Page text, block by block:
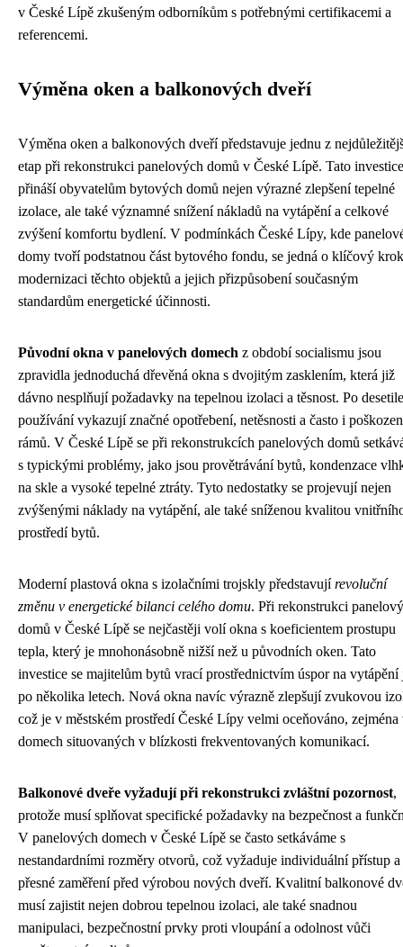
v České Lípě zkušeným odborníkům s potřebnými certifikacemi a
referencemi.
Výměna oken a balkonových dveří
Výměna oken a balkonových dveří představuje jednu z
etap při rekonstrukci panelových domů v České Lípě. Tato investice
přináší obyvatelům bytových domů nejen výrazné zlepšení tepelné
izolace, ale také významné snížení nákladů na vytápění a celkové
zvýšení komfortu bydlení. V podmínkách České Lípy, kde
domy tvoří podstatnou část bytového fondu, se jedná o klíčový
modernizaci těchto objektů a jejich přizpůsobení současným
standardům energetické účinnosti.
Původní okna v panelových domech z období socialismu jsou
zpravidla jednoduchá dřevěná okna s dvojitým zasklením, která již
dávno nesplňují požadavky na tepelnou izolaci a těsnost. Po
používání vykazují značné opotřebení, netěsnosti a často i
rámů. V České Lípě se při rekonstrukcích panelových domů
s typickými problémy, jako jsou provětrávání bytů, kondenzace
na skle a vysoké tepelné ztráty. Tyto nedostatky se projevují nejen
zvýšenými náklady na vytápění, ale také sníženou kvalitou
prostředí bytů.
Moderní plastová okna s izolačními trojskly představujírevoluční
změnu v energetické bilanci celého domu. Při rekonstrukci
domů v České Lípě se nejčastěji volí okna s koeficientem prostupu
tepla, který je mnohonásobně nižší než u původních oken. Tato
investice se majitelům bytů vrací prostřednictvím úspor na vytápění
po několika letech. Nová okna navíc výrazně zlepšují zvukovou
což je v městském prostředí České Lípy velmi oceňováno, zejména
domech situovaných v blízkosti frekventovaných komunikací.
Balkonové dveře vyžadují při rekonstrukci zvláštní pozornost,
protože musí splňovat specifické požadavky na bezpečnost a
V panelových domech v České Lípě se často setkáváme s
nestandardními rozměry otvorů, což vyžaduje individuální přístup a
přesné zaměření před výrobou nových dveří. Kvalitní balkonové
musí zajistit nejen dobrou tepelnou izolaci, ale také snadnou
manipulaci, bezpečnostní prvky proti vloupání a odolnost vůči